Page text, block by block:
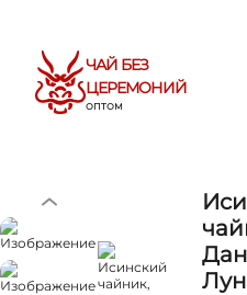
ЧАЙ БЕЗ
ЦЕРЕМОНИЙ
ОПТОМ